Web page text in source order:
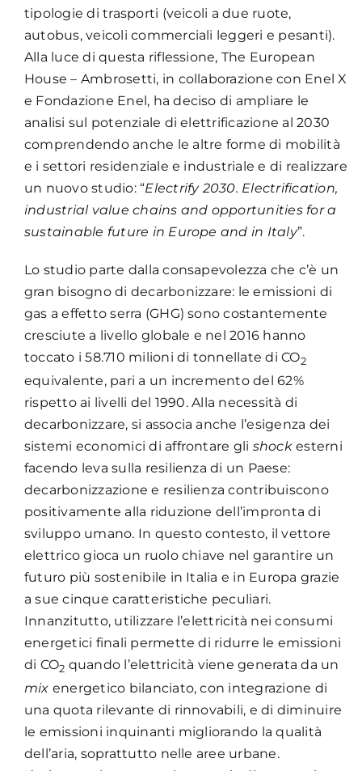
tipologie di trasporti (veicoli a due ruote,
autobus, veicoli commerciali leggeri e pesanti).
Alla luce di questa riflessione, The European
House – Ambrosetti, in collaborazione con Enel X
e Fondazione Enel, ha deciso di ampliare le
analisi sul potenziale di elettrificazione al 2030
comprendendo anche le altre forme di mobilità
e i settori residenziale e industriale e di realizzare
un nuovo studio: “Electrify 2030. Electrification,
industrial value chains and opportunities for a
sustainable future in Europe and in Italy”.
Lo studio parte dalla consapevolezza che c’è un
gran bisogno di decarbonizzare: le emissioni di
gas a effetto serra (GHG) sono costantemente
cresciute a livello globale e nel 2016 hanno
toccato i 58.710 milioni di tonnellate di CO2
equivalente, pari a un incremento del 62%
rispetto ai livelli del 1990. Alla necessità di
decarbonizzare, si associa anche l’esigenza dei
sistemi economici di affrontare gli shockesterni
facendo leva sulla resilienza di un Paese:
decarbonizzazione e resilienza contribuiscono
positivamente alla riduzione dell’impronta di
sviluppo umano. In questo contesto, il vettore
elettrico gioca un ruolo chiave nel garantire un
futuro più sostenibile in Italia e in Europa grazie
a sue cinque caratteristiche peculiari.
Innanzitutto, utilizzare l’elettricità nei consumi
energetici finali permette di ridurre le emissioni
di CO2 quando l’elettricità viene generata da un
mix energetico bilanciato, con integrazione di
una quota rilevante di rinnovabili, e di diminuire
le emissioni inquinanti migliorando la qualità
dell’aria, soprattutto nelle aree urbane.